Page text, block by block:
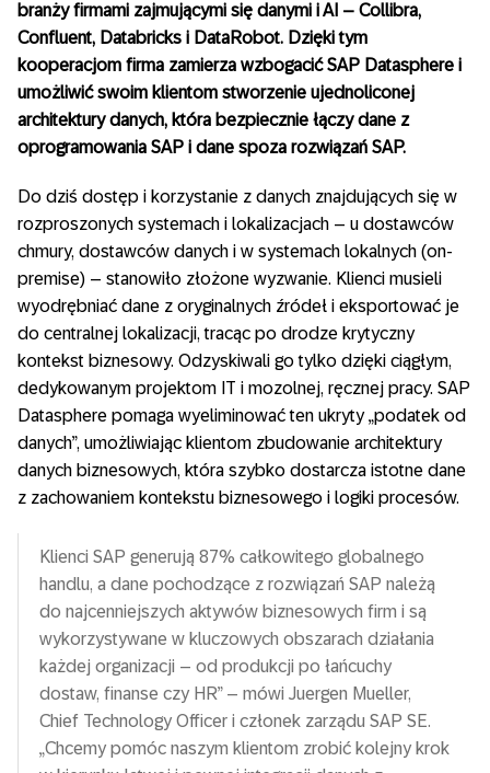
branży firmami zajmującymi się danymi i AI – Collibra,
Confluent, Databricks i DataRobot. Dzięki tym
kooperacjom firma zamierza wzbogacić SAP Datasphere i
umożliwić swoim klientom stworzenie ujednoliconej
architektury danych, która bezpiecznie łączy dane z
oprogramowania SAP i dane spoza rozwiązań SAP.
Do dziś dostęp i korzystanie z danych znajdujących się w
rozproszonych systemach i lokalizacjach – u dostawców
chmury, dostawców danych i w systemach lokalnych (on-
premise) – stanowiło złożone wyzwanie. Klienci musieli
wyodrębniać dane z oryginalnych źródeł i eksportować je
do centralnej lokalizacji, tracąc po drodze krytyczny
kontekst biznesowy. Odzyskiwali go tylko dzięki ciągłym,
dedykowanym projektom IT i mozolnej, ręcznej pracy. SAP
Datasphere pomaga wyeliminować ten ukryty „podatek od
danych”, umożliwiając klientom zbudowanie architektury
danych biznesowych, która szybko dostarcza istotne dane
z zachowaniem kontekstu biznesowego i logiki procesów.
Klienci SAP generują 87% całkowitego globalnego
handlu, a dane pochodzące z rozwiązań SAP należą
do najcenniejszych aktywów biznesowych firm i są
wykorzystywane w kluczowych obszarach działania
każdej organizacji – od produkcji po łańcuchy
dostaw, finanse czy HR” – mówi Juergen Mueller,
Chief Technology Officer i członek zarządu SAP SE.
„Chcemy pomóc naszym klientom zrobić kolejny krok